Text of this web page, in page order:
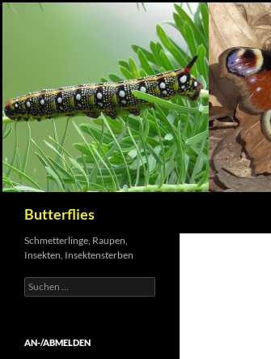
Butterflies
Schmetterlinge, Raupen,
Insekten, Insektensterben
Suchen
nach:
AN-/ABMELDEN